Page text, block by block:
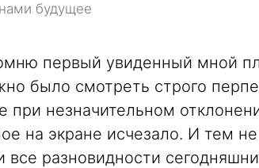
будущее
первый увиденный мной
было смотреть строго
при незначительном
на экране исчезало. И тем
все разновидности